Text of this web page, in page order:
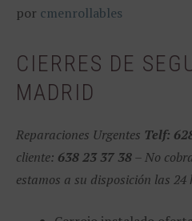
por cmenrollables
CIERRES DE
MADRID
Reparaciones Urgentes Telf:
cliente: 638 23 37 38– No
estamos a su disposición las 24